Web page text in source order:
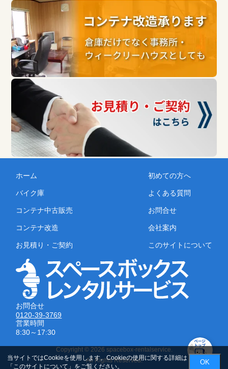
ホーム
バイク庫
コンテナ中古販売
コンテナ改造
お見積り・ご契約
初めての方へ
よくある質問
お問合せ
会社案内
このサイトについて
お問合せ
0120-39-3769
営業時間
8:30～17:30
Copyright © 2026 spacebox-rentalservice.
All Rights Reserved.
当サイトではCookieを使用します。Cookieの使用に関する詳細は
「 このサイトについて 」をご覧ください。
OK